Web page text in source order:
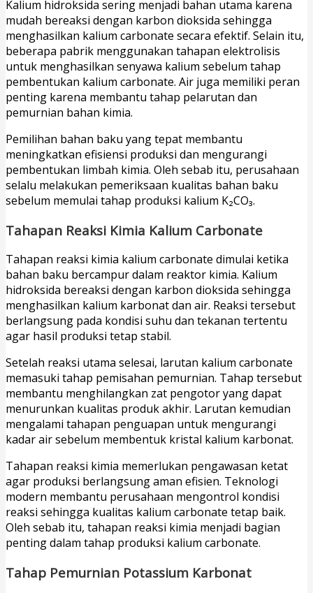
Kalium hidroksida sering menjadi bahan utama karena
mudah bereaksi dengan karbon dioksida sehingga
menghasilkan kalium carbonate secara efektif. Selain itu,
beberapa pabrik menggunakan tahapan elektrolisis
untuk menghasilkan senyawa kalium sebelum tahap
pembentukan kalium carbonate. Air juga memiliki peran
penting karena membantu tahap pelarutan dan
pemurnian bahan kimia.
Pemilihan bahan baku yang tepat membantu
meningkatkan efisiensi produksi dan mengurangi
pembentukan limbah kimia. Oleh sebab itu, perusahaan
selalu melakukan pemeriksaan kualitas bahan baku
sebelum memulai tahap produksi kalium K₂CO₃.
Tahapan Reaksi Kimia Kalium Carbonate
Tahapan reaksi kimia kalium carbonate dimulai ketika
bahan baku bercampur dalam reaktor kimia. Kalium
hidroksida bereaksi dengan karbon dioksida sehingga
menghasilkan kalium karbonat dan air. Reaksi tersebut
berlangsung pada kondisi suhu dan tekanan tertentu
agar hasil produksi tetap stabil.
Setelah reaksi utama selesai, larutan kalium carbonate
memasuki tahap pemisahan pemurnian. Tahap tersebut
membantu menghilangkan zat pengotor yang dapat
menurunkan kualitas produk akhir. Larutan kemudian
mengalami tahapan penguapan untuk mengurangi
kadar air sebelum membentuk kristal kalium karbonat.
Tahapan reaksi kimia memerlukan pengawasan ketat
agar produksi berlangsung aman efisien. Teknologi
modern membantu perusahaan mengontrol kondisi
reaksi sehingga kualitas kalium carbonate tetap baik.
Oleh sebab itu, tahapan reaksi kimia menjadi bagian
penting dalam tahap produksi kalium carbonate.
Tahap Pemurnian Potassium Karbonat